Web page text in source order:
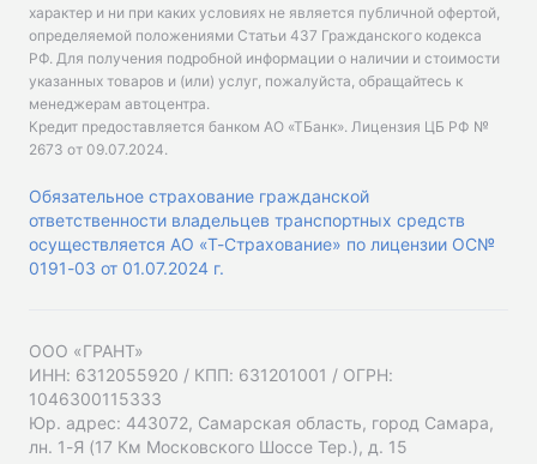
характер и ни при каких условиях не является публичной офертой,
определяемой положениями Статьи 437 Гражданского кодекса
РФ. Для получения подробной информации о наличии и стоимости
указанных товаров и (или) услуг, пожалуйста, обращайтесь к
менеджерам автоцентра.
Кредит предоставляется банком АО «ТБанк». Лицензия ЦБ РФ №
2673 от 09.07.2024.
Обязательное страхование гражданской
ответственности владельцев транспортных средств
осуществляется АО «Т-Страхование» по лицензии ОС№
0191-03 от 01.07.2024 г.
ООО «ГРАНТ»
ИНН: 6312055920 / КПП: 631201001 / ОГРН:
1046300115333
Юр. адрес: 443072, Самарская область, город Самара,
лн. 1-Я (17 Км Московского Шоссе Тер.), д. 15